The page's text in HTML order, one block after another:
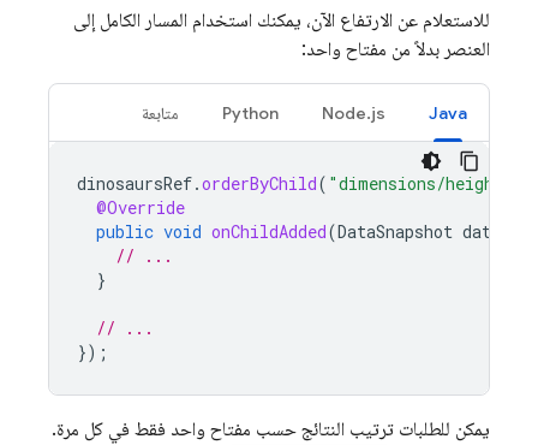
للاستعلام عن الارتفاع الآن، يمكنك استخدام المسار الكامل إلى
العنصر بدلاً من مفتاح واحد:
Java
Node.js
Python متابعة
dinosaursRef.orderByChild( "dimensions/height"
@Override
public void onChildAdded(DataSnapshot
// ...
}
// ...
});
يمكن للطلبات ترتيب النتائج حسب مفتاح واحد فقط في كل مرة.